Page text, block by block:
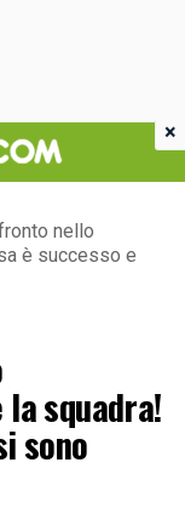
nello
è successo e
squadra!
sono
×